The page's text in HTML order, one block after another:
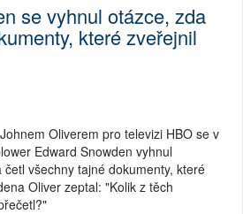
se vyhnul otázce, zda
které zveřejnil
Oliverem pro televizi HBO se v
Edward Snowden vyhnul
všechny tajné dokumenty, které
Oliver zeptal: "Kolik z těch